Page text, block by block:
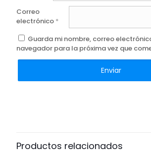
Correo
electrónico *
Guarda mi nombre, correo
navegador para la próxima vez que
Productos relacionados